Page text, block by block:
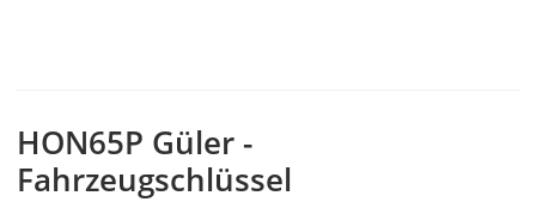
HON65P Güler -
Fahrzeugschlüssel